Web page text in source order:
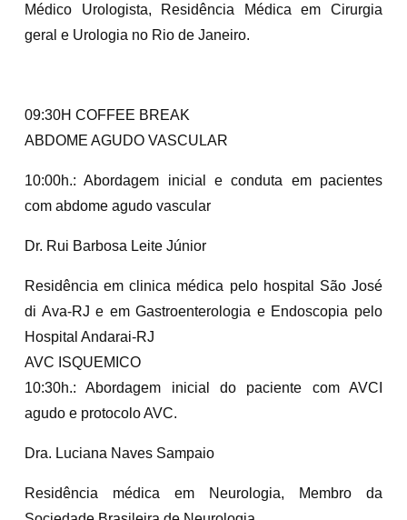
Médico Urologista, Residência Médica em Cirurgia
geral e Urologia no Rio de Janeiro.
09:30H COFFEE BREAK
ABDOME AGUDO VASCULAR
10:00h.: Abordagem inicial e conduta em pacientes
com abdome agudo vascular
Dr. Rui Barbosa Leite Júnior
Residência em clinica médica pelo hospital São José
di Ava-RJ e em Gastroenterologia e Endoscopia pelo
Hospital Andarai-RJ
AVC ISQUEMICO
10:30h.: Abordagem inicial do paciente com AVCI
agudo e protocolo AVC.
Dra. Luciana Naves Sampaio
Residência médica em Neurologia, Membro da